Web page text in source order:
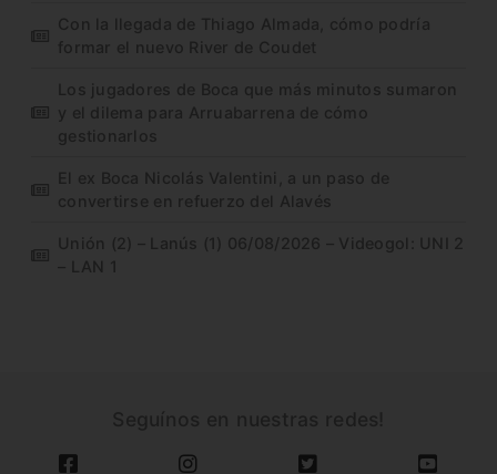
Con la llegada de Thiago Almada, cómo podría
formar el nuevo River de Coudet
Los jugadores de Boca que más minutos sumaron
y el dilema para Arruabarrena de cómo
gestionarlos
El ex Boca Nicolás Valentini, a un paso de
convertirse en refuerzo del Alavés
Unión (2) – Lanús (1) 06/08/2026 – Videogol: UNI 2
– LAN 1